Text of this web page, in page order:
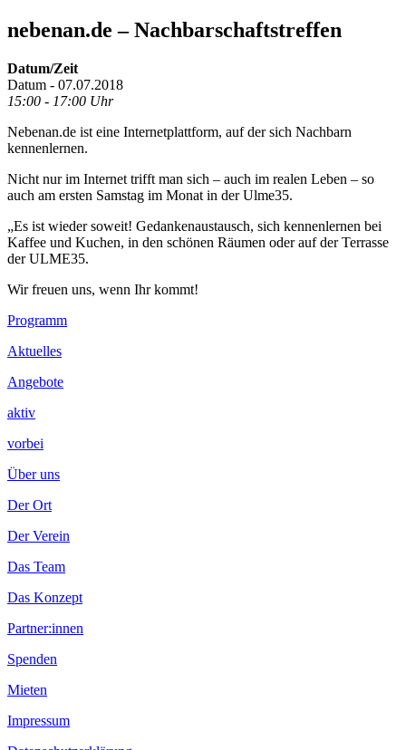
nebenan.de – Nachbarschaftstreffen
Datum/Zeit
Datum - 07.07.2018
15:00 - 17:00 Uhr
Nebenan.de ist eine Internetplattform, auf der sich Nachbarn
kennenlernen.
Nicht nur im Internet trifft man sich – auch im realen Leben – so
auch am ersten Samstag im Monat in der Ulme35.
„Es ist wieder soweit! Gedankenaustausch, sich kennenlernen bei
Kaffee und Kuchen, in den schönen Räumen oder auf der Terrasse
der ULME35.
Wir freuen uns, wenn Ihr kommt!
Footer
Inhalt
Programm
Aktuelles
Angebote
aktiv
vorbei
Über uns
Der Ort
Der Verein
Das Team
Das Konzept
Partner:innen
Spenden
Mieten
Impressum